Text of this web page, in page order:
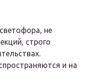
не
строго
и на